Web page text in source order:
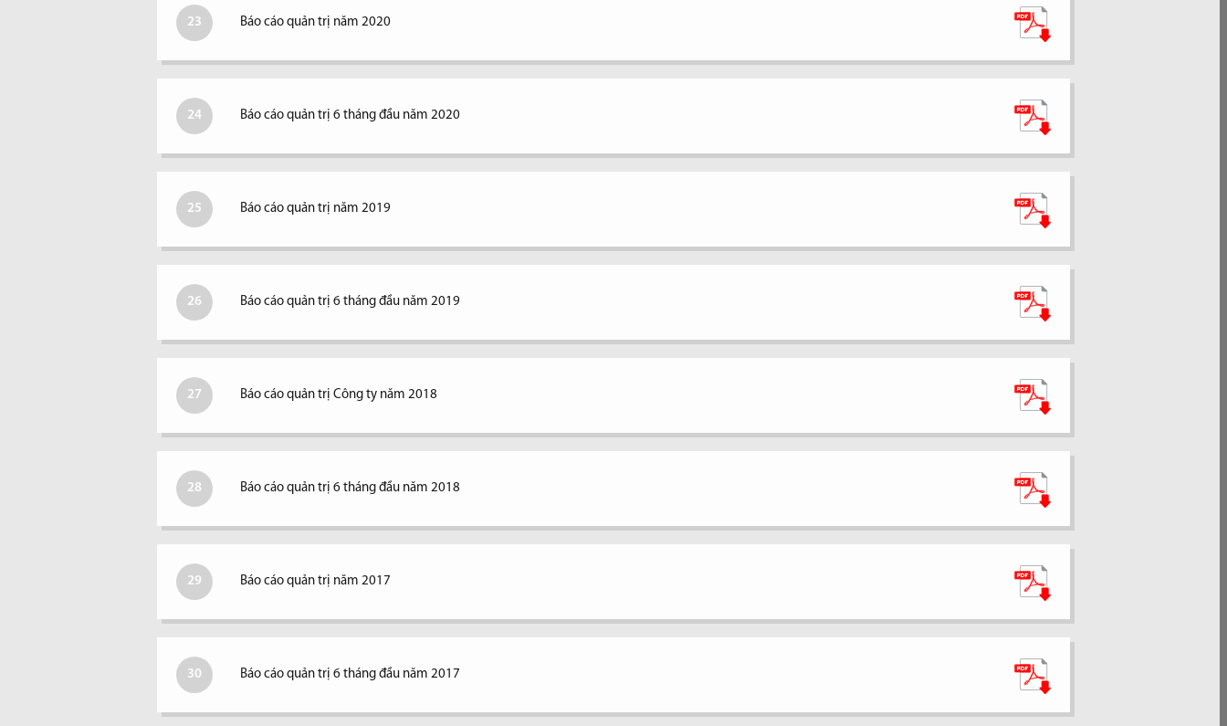
23 Báo cáo quản trị năm 2020
24 Báo cáo quản trị 6 tháng đầu năm 2020
25 Báo cáo quản trị năm 2019
26 Báo cáo quản trị 6 tháng đầu năm 2019
27 Báo cáo quản trị Công ty năm 2018
28 Báo cáo quản trị 6 tháng đầu năm 2018
29 Báo cáo quản trị năm 2017
30 Báo cáo quản trị 6 tháng đầu năm 2017